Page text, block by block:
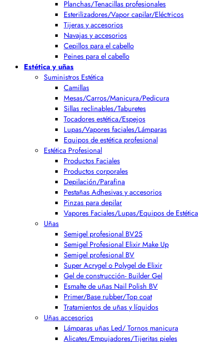
Planchas/Tenacillas profesionales
Esterilizadores/Vapor capilar/Eléctricos
Tijeras y accesorios
Navajas y accesorios
Cepillos para el cabello
Peines para el cabello
Estética y uñas
Suministros Estética
Camillas
Mesas/Carros/Manicura/Pedicura
Sillas reclinables/Taburetes
Tocadores estética/Espejos
Lupas/Vapores faciales/Lámparas
Equipos de estética profesional
Estética Profesional
Productos Faciales
Productos corporales
Depilación/Parafina
Pestañas Adhesivas y accesorios
Pinzas para depilar
Vapores Faciales/Lupas/Equipos de Estética
Uñas
Semigel profesional BV25
Semigel Profesional Elixir Make Up
Semigel profesional BV
Super Acrygel o Polygel de Elixir
Gel de construcción- Builder Gel
Esmalte de uñas Nail Polish BV
Primer/Base rubber/Top coat
Tratamientos de uñas y líquidos
Uñas accesorios
Lámparas uñas Led/ Tornos manicura
Alicates/Empujadores/Tijeritas pieles